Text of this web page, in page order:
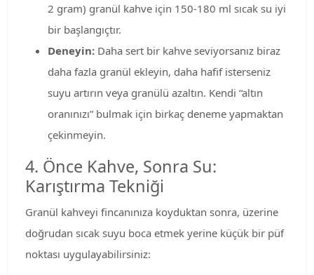
2 gram) granül kahve için 150-180 ml sıcak su iyi
bir başlangıçtır.
Deneyin: Daha sert bir kahve seviyorsanız biraz
daha fazla granül ekleyin, daha hafif isterseniz
suyu artırın veya granülü azaltın. Kendi “altın
oranınızı” bulmak için birkaç deneme yapmaktan
çekinmeyin.
4. Önce Kahve, Sonra Su:
Karıştırma Tekniği
Granül kahveyi fincanınıza koyduktan sonra, üzerine
doğrudan sıcak suyu boca etmek yerine küçük bir püf
noktası uygulayabilirsiniz: